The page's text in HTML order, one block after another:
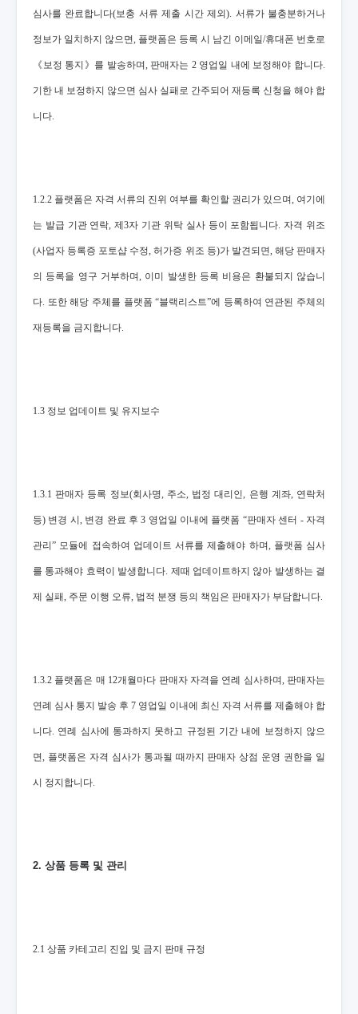
심사를 완료합니다(보충 서류 제출 시간 제외). 서류가 불충분하거나
정보가 일치하지 않으면, 플랫폼은 등록 시 남긴 이메일/휴대폰 번호로
《보정 통지》를 발송하며, 판매자는 2 영업일 내에 보정해야 합니다.
기한 내 보정하지 않으면 심사 실패로 간주되어 재등록 신청을 해야 합
니다.
1.2.2 플랫폼은 자격 서류의 진위 여부를 확인할 권리가 있으며, 여기에
는 발급 기관 연락, 제3자 기관 위탁 실사 등이 포함됩니다. 자격 위조
(사업자 등록증 포토샵 수정, 허가증 위조 등)가 발견되면, 해당 판매자
의 등록을 영구 거부하며, 이미 발생한 등록 비용은 환불되지 않습니
다. 또한 해당 주체를 플랫폼 “블랙리스트”에 등록하여 연관된 주체의
재등록을 금지합니다.
1.3 정보 업데이트 및 유지보수
1.3.1 판매자 등록 정보(회사명, 주소, 법정 대리인, 은행 계좌, 연락처
등) 변경 시, 변경 완료 후 3 영업일 이내에 플랫폼 “판매자 센터 - 자격
관리” 모듈에 접속하여 업데이트 서류를 제출해야 하며, 플랫폼 심사
를 통과해야 효력이 발생합니다. 제때 업데이트하지 않아 발생하는 결
제 실패, 주문 이행 오류, 법적 분쟁 등의 책임은 판매자가 부담합니다.
1.3.2 플랫폼은 매 12개월마다 판매자 자격을 연례 심사하며, 판매자는
연례 심사 통지 발송 후 7 영업일 이내에 최신 자격 서류를 제출해야 합
니다. 연례 심사에 통과하지 못하고 규정된 기간 내에 보정하지 않으
면, 플랫폼은 자격 심사가 통과될 때까지 판매자 상점 운영 권한을 일
시 정지합니다.
2. 상품 등록 및 관리
2.1 상품 카테고리 진입 및 금지 판매 규정